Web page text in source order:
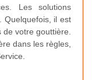
Les solutions
Quelquefois, il est
votre gouttière.
dans les règles,